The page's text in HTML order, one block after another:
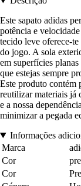
Este sapato adidas
potência e
tecido leve oferece-
do jogo. A sola
em superfícies
que estejas sempre
Este produto contém
reutilizar materiais já
e a nossa
minimizar a pegada
Informações
Marca
Cor
Cor